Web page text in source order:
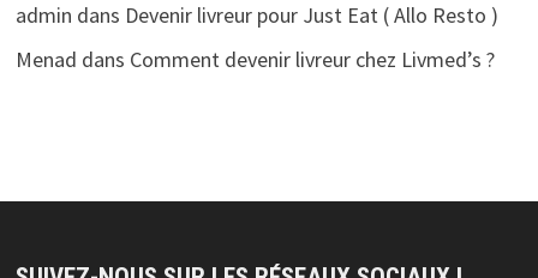
admin dans Devenir livreur pour Just Eat ( Allo Resto )
Menad dans Comment devenir livreur chez Livmed’s ?